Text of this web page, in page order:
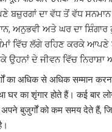
ਬਜ਼ੁਰਗਾਂ ਦਾ ਵੱਧ ਤੋਂ ਵੱਧ ਸਨਮਾਨ
ਅਨੁਭਵੀ ਅਤੇ ਘਰ ਦਾ
ਵਿੱਚ ਲੱਗੇ ਰਹਿਣ ਕਰਕੇ ਆਪਣੇ
ਉਹਨਾਂ ਦੇ ਜੀਵਨ ਵਿੱਚ ਨਿਰਾਸ਼ਾ
का अधिक से अधिक सम्मान करना
घर का शृंगार होते हैं। कई बार
अपने बुजुर्गों को कम समय देते हैं,